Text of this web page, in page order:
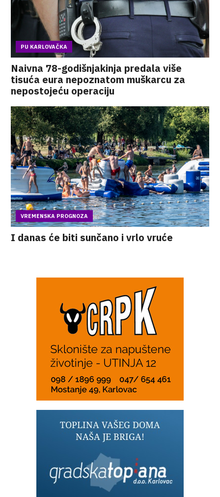
PU KARLOVAČKA
Naivna 78-godišnjakinja predala više
tisuća eura nepoznatom muškarcu za
nepostojeću operaciju
VREMENSKA PROGNOZA
I danas će biti sunčano i vrlo vruće